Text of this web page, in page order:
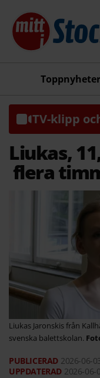
Toppnyheter
TV-klipp
Liukas,
flera
Liukas Jaronskis från
svenska balettskolan.
2026-06-
2026-06-